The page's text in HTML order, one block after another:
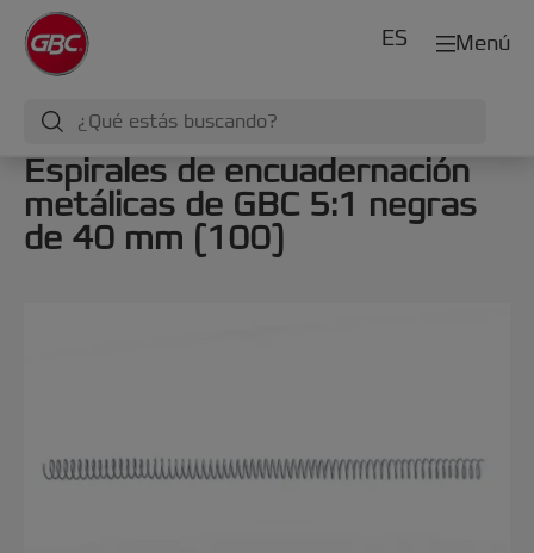
Menú
ES
Espirales de encuadernación
metálicas de GBC 5:1 negras
de 40 mm (100)